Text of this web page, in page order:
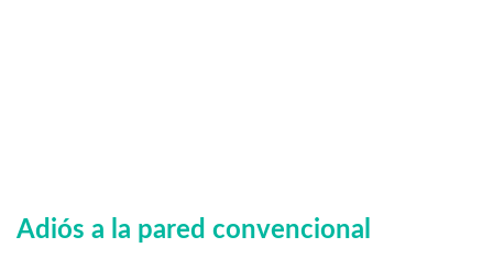
Adiós a la pared convencional